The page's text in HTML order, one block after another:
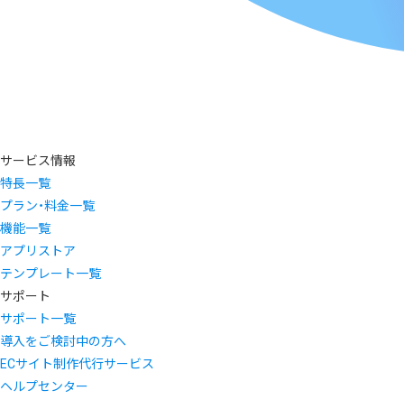
サービス情報
特長一覧
プラン・料金一覧
機能一覧
アプリストア
テンプレート一覧
サポート
サポート一覧
導入をご検討中の方へ
ECサイト制作代行サービス
ヘルプセンター